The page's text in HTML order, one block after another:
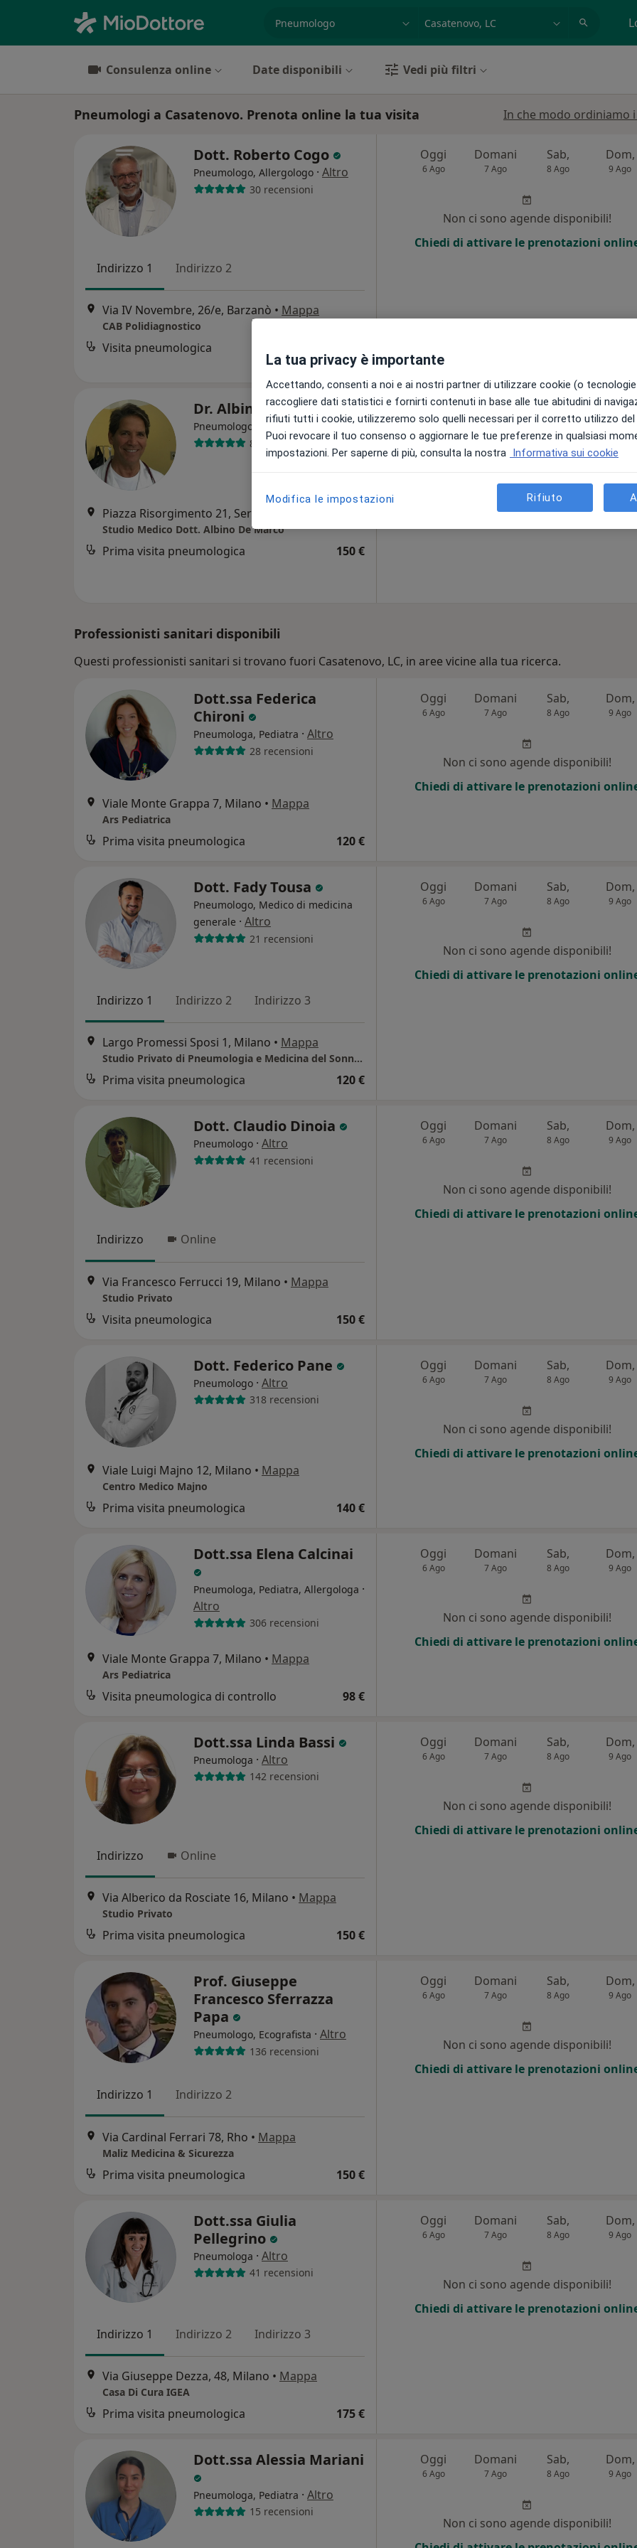
Consulenza online Date disponibili Vedi più filtri
Pneumologi a Casatenovo. Prenota online la tua visita In che modo ordiniamo
Dott. Roberto Cogo
Pneumologo, Allergologo · Altro
30 recensioni
Indirizzo 1 Indirizzo 2
Via IV Novembre, 26/e, Barzanò • Mappa
CAB Polidiagnostico
Visita pneumologica
Oggi
6 Ago
Domani
7 Ago
Sab,
8 Ago
Dom,
9 Ago
Non ci sono agende disponibili!
Chiedi di attivare le prenotazioni
Dr. Albino De Marco
Pneumologo Altro
80 recensioni
Piazza Risorgimento 21, Seregno
Studio Medico Dott. Albino De Marco
Prima visita pneumologica 150 €
Oggi
6 Ago
Domani
7 Ago
Sab,
8 Ago
Dom,
9 Ago
Chiedi di attivare le prenotazioni
Professionisti sanitari disponibili
Questi professionisti sanitari si trovano fuori Casatenovo, LC, in aree vicine alla tua ricerca.
Dott.ssa Federica
Chironi
Pneumologa, Pediatra · Altro
28 recensioni
Viale Monte Grappa 7, Milano • Mappa
Ars Pediatrica
Prima visita pneumologica 120 €
Oggi
6 Ago
Domani
7 Ago
Sab,
8 Ago
Dom,
9 Ago
Non ci sono agende disponibili!
Chiedi di attivare le prenotazioni
Dott. Fady Tousa
Pneumologo, Medico di medicina
generale · Altro
21 recensioni
Indirizzo 1 Indirizzo 2 Indirizzo 3
Largo Promessi Sposi 1, Milano • Mappa
Studio Privato di Pneumologia e Medicina del Sonno - Dott. F. Tousa
Prima visita pneumologica 120 €
Oggi
6 Ago
Domani
7 Ago
Sab,
8 Ago
Dom,
9 Ago
Non ci sono agende disponibili!
Chiedi di attivare le prenotazioni
Dott. Claudio Dinoia
Pneumologo · Altro
41 recensioni
Indirizzo Online
Via Francesco Ferrucci 19, Milano • Mappa
Studio Privato
Visita pneumologica 150 €
Oggi
6 Ago
Domani
7 Ago
Sab,
8 Ago
Dom,
9 Ago
Non ci sono agende disponibili!
Chiedi di attivare le prenotazioni
Dott. Federico Pane
Pneumologo · Altro
318 recensioni
Viale Luigi Majno 12, Milano • Mappa
Centro Medico Majno
Prima visita pneumologica 140 €
Oggi
6 Ago
Domani
7 Ago
Sab,
8 Ago
Dom,
9 Ago
Non ci sono agende disponibili!
Chiedi di attivare le prenotazioni
Dott.ssa Elena Calcinai
Pneumologa, Pediatra, Allergologa ·
Altro
306 recensioni
Viale Monte Grappa 7, Milano • Mappa
Ars Pediatrica
Visita pneumologica di controllo 98 €
Oggi
6 Ago
Domani
7 Ago
Sab,
8 Ago
Dom,
9 Ago
Non ci sono agende disponibili!
Chiedi di attivare le prenotazioni
Dott.ssa Linda Bassi
Pneumologa · Altro
142 recensioni
Indirizzo Online
Via Alberico da Rosciate 16, Milano • Mappa
Studio Privato
Prima visita pneumologica 150 €
Oggi
6 Ago
Domani
7 Ago
Sab,
8 Ago
Dom,
9 Ago
Non ci sono agende disponibili!
Chiedi di attivare le prenotazioni
Prof. Giuseppe
Francesco Sferrazza
Papa
Pneumologo, Ecografista · Altro
136 recensioni
Indirizzo 1 Indirizzo 2
Via Cardinal Ferrari 78, Rho • Mappa
Maliz Medicina & Sicurezza
Prima visita pneumologica 150 €
Oggi
6 Ago
Domani
7 Ago
Sab,
8 Ago
Dom,
9 Ago
Non ci sono agende disponibili!
Chiedi di attivare le prenotazioni
Dott.ssa Giulia
Pellegrino
Pneumologa · Altro
41 recensioni
Indirizzo 1 Indirizzo 2 Indirizzo 3
Via Giuseppe Dezza, 48, Milano • Mappa
Casa Di Cura IGEA
Prima visita pneumologica 175 €
Oggi
6 Ago
Domani
7 Ago
Sab,
8 Ago
Dom,
9 Ago
Non ci sono agende disponibili!
Chiedi di attivare le prenotazioni
Dott.ssa Alessia Mariani
Pneumologa, Pediatra · Altro
15 recensioni
Oggi
6 Ago
Domani
7 Ago
Sab,
8 Ago
Dom,
9 Ago
Non ci sono agende disponibili!
La tua privacy è importante
Accettando, consenti a noi e ai nostri partner di utilizzare cookie (o
raccogliere dati statistici e fornirti contenuti in base alle tue abitudini di
rifiuti tutti i cookie, utilizzeremo solo quelli necessari per il corretto utilizzo
Puoi revocare il tuo consenso o aggiornare le tue preferenze in qualsiasi
impostazioni. Per saperne di più, consulta la nostra Informativa sui cookie
Modifica le impostazioni Rifiuto